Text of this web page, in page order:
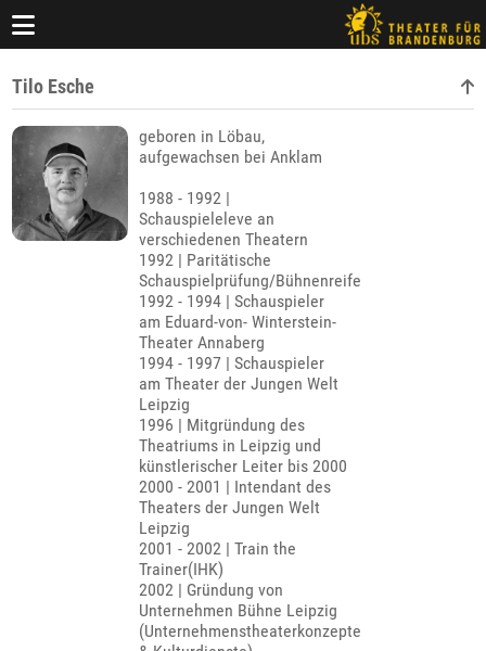
Tilo Esche
geboren in Löbau,
aufgewachsen bei Anklam
1988 - 1992 |
Schauspieleleve an
verschiedenen Theatern
1992 | Paritätische
Schauspielprüfung/Bühnenreife
1992 - 1994 | Schauspieler
am Eduard-von- Winterstein-
Theater Annaberg
1994 - 1997 | Schauspieler
am Theater der Jungen Welt
Leipzig
1996 | Mitgründung des
Theatriums in Leipzig und
künstlerischer Leiter bis 2000
2000 - 2001 | Intendant des
Theaters der Jungen Welt
Leipzig
2001 - 2002 | Train the
Trainer(IHK)
2002 | Gründung von
Unternehmen Bühne Leipzig
(Unternehmenstheaterkonzepte